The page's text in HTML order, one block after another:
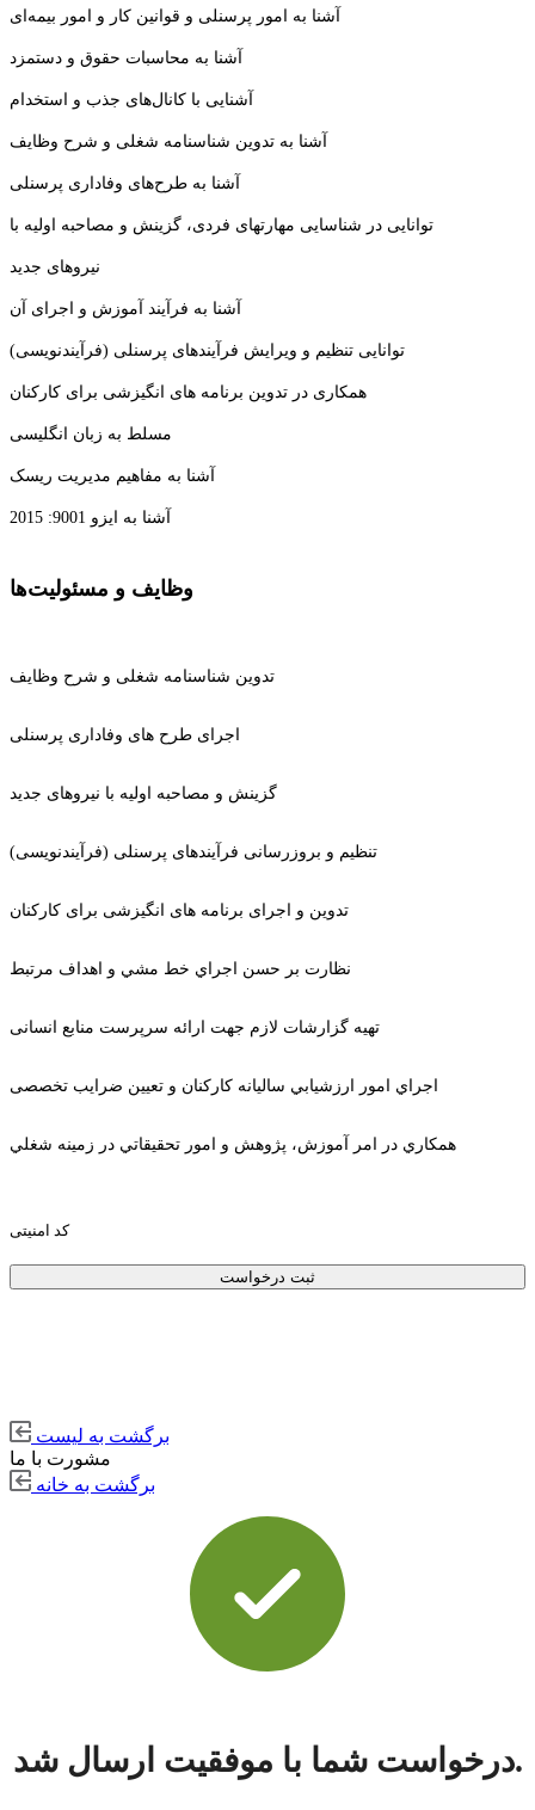
آشنا به امور پرسنلی و قوانین کار و امور بیمه‌ای
آشنا به محاسبات حقوق و دستمزد
آشنایی با کانال‌های جذب و استخدام
آشنا به تدوین شناسنامه شغلی و شرح وظایف
آشنا به طرح‌های وفاداری پرسنلی
توانایی در شناسایی مهارتهای فردی، گزینش و مصاحبه اولیه با
نیروهای جدید
آشنا به فرآیند آموزش و اجرای آن
توانایی تنظیم و ویرایش فرآیندهای پرسنلی (فرآیندنویسی)
همکاری در تدوین برنامه های انگیزشی برای کارکنان
مسلط به زبان انگلیسی
آشنا به مفاهیم مدیریت ریسک
آشنا به ایزو 9001: 2015
وظایف و مسئولیت‌ها
تدوین شناسنامه شغلی و شرح وظایف
اجرای طرح های وفاداری پرسنلی
گزینش و مصاحبه اولیه با نیروهای جدید
تنظیم و بروزرسانی فرآیندهای پرسنلی (فرآیندنویسی)
تدوین و اجرای برنامه های انگیزشی برای کارکنان
نظارت بر حسن اجراي خط مشي و اهداف مرتبط
تهيه گزارشات لازم جهت ارائه سرپرست منابع انسانی
اجراي امور ارزشيابي ساليانه كاركنان و تعيين ضرايب تخصصی
همكاري در امر آموزش، پژوهش و امور تحقيقاتي در زمينه شغلي
کد امنیتی
ثبت درخواست
برگشت به لیست
مشورت با ما
برگشت به خانه
درخواست شما با موفقیت ارسال شد.